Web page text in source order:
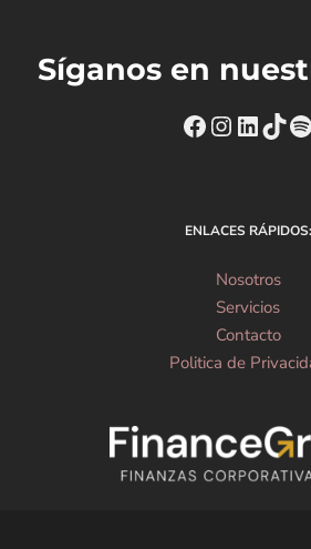
Síganos en
https://
Instagram
ENLACES RÁPIDOS:
Nosotros
Servicios
Contacto
Politica de